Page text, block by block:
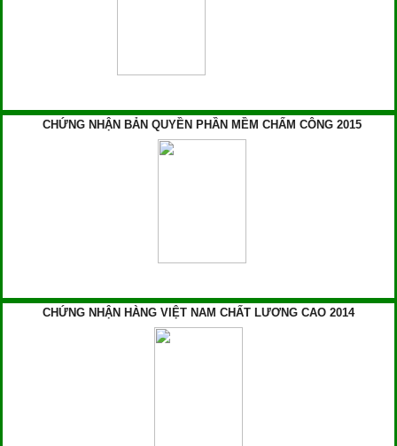
CHỨNG NHẬN BẢN QUYỀN PHẦN MỀM CHẤM CÔNG 2015
CHỨNG NHẬN HÀNG VIỆT NAM CHẤT LƯƠNG CAO 2014